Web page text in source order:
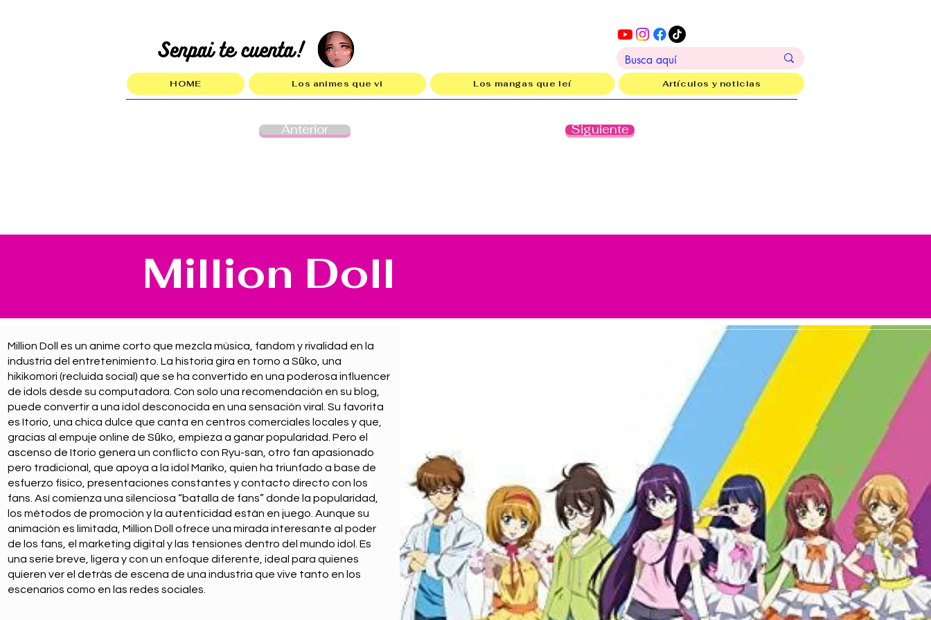
HOME Los animes que vi Los mangas que leí Artículos y noticias
Anterior Siguiente
Million Doll
Million Doll es un anime corto que mezcla música, fandom y rivalidad en la
industria del entretenimiento. La historia gira en torno a Sūko, una
hikikomori (recluida social) que se ha convertido en una poderosa influencer
de idols desde su computadora. Con solo una recomendación en su blog,
puede convertir a una idol desconocida en una sensación viral. Su favorita
es Itorio, una chica dulce que canta en centros comerciales locales y que,
gracias al empuje online de Sūko, empieza a ganar popularidad. Pero el
ascenso de Itorio genera un conflicto con Ryu-san, otro fan apasionado
pero tradicional, que apoya a la idol Mariko, quien ha triunfado a base de
esfuerzo físico, presentaciones constantes y contacto directo con los
fans. Así comienza una silenciosa “batalla de fans” donde la popularidad,
los métodos de promoción y la autenticidad están en juego. Aunque su
animación es limitada, Million Doll ofrece una mirada interesante al poder
de los fans, el marketing digital y las tensiones dentro del mundo idol. Es
una serie breve, ligera y con un enfoque diferente, ideal para quienes
quieren ver el detrás de escena de una industria que vive tanto en los
escenarios como en las redes sociales.